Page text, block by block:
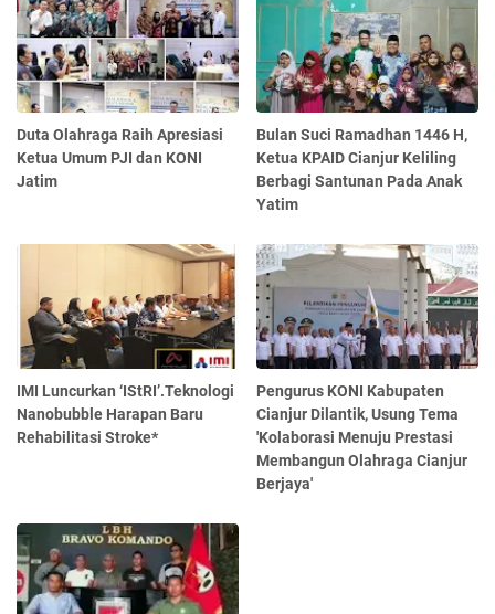
Duta Olahraga Raih Apresiasi
Ketua Umum PJI dan KONI
Jatim
Bulan Suci Ramadhan 1446 H,
Ketua KPAID Cianjur Keliling
Berbagi Santunan Pada Anak
Yatim
IMI Luncurkan ‘IStRI’.Teknologi
Nanobubble Harapan Baru
Rehabilitasi Stroke*
Pengurus KONI Kabupaten
Cianjur Dilantik, Usung Tema
'Kolaborasi Menuju Prestasi
Membangun Olahraga Cianjur
Berjaya'